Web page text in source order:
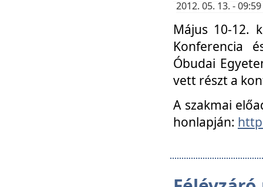
2012. 05. 13. -
Május 10-12.
Konferencia
Óbudai
vett részt a
A szakmai
honlapján: